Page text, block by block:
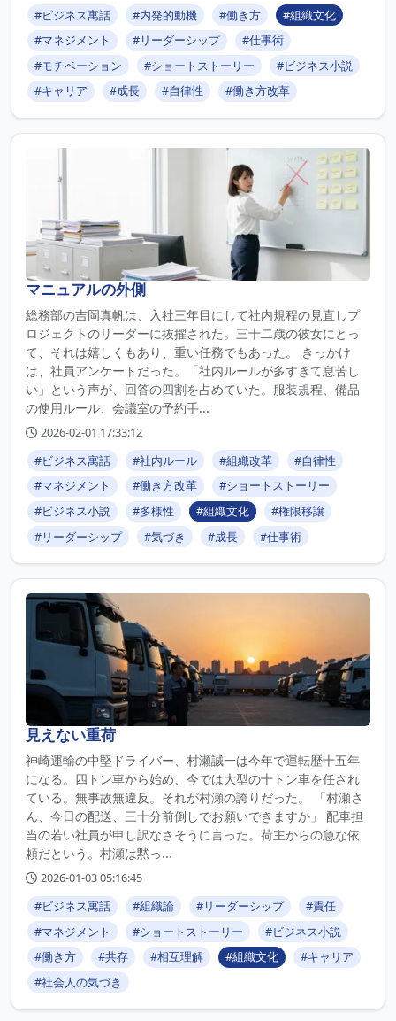
#ビジネス寓話
#内発的動機 #働き方
#組織文化
#マネジメント
#リーダーシップ
#仕事術
#モチベーション
#ショートストーリー
#ビジネス小説
#キャリア
#成長 #自律性 #働き方改革
マニュアルの外側
総務部の吉岡真帆は、入社三年目にして社内規程の見直しプ
ロジェクトのリーダーに抜擢された。三十二歳の彼女にとっ
て、それは嬉しくもあり、重い任務でもあった。 きっかけ
は、社員アンケートだった。「社内ルールが多すぎて息苦し
い」という声が、回答の四割を占めていた。服装規程、備品
の使用ルール、会議室の予約手...
2026-02-01 17:33:12
#ビジネス寓話
#社内ルール #組織改革
#自律性
#マネジメント
#働き方改革
#ショートストーリー
#ビジネス小説
#多様性 #組織文化
#権限移譲
#リーダーシップ
#気づき #成長 #仕事術
見えない重荷
神崎運輸の中堅ドライバー、村瀬誠一は今年で運転歴十五年
になる。四トン車から始め、今では大型の十トン車を任され
ている。無事故無違反。それが村瀬の誇りだった。 「村瀬さ
ん、今日の配送、三十分前倒しでお願いできますか」 配車担
当の若い社員が申し訳なさそうに言った。荷主からの急な依
頼だという。村瀬は黙っ...
2026-01-03 05:16:45
#ビジネス寓話
#組織論 #リーダーシップ
#責任
#マネジメント
#ショートストーリー
#ビジネス小説
#働き方
#共存 #相互理解 #組織文化
#キャリア
#社会人の気づき